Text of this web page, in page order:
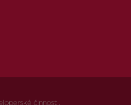
činnosti.